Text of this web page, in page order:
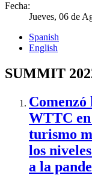
Fecha:
Jueves, 06 de
Spanish
English
SUMMIT
Comenzó
WTTC
turismo
los
a la